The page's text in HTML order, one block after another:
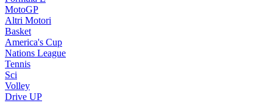
MotoGP
Altri Motori
Basket
America's Cup
Nations League
Tennis
Sci
Volley
Drive UP